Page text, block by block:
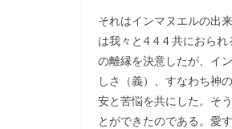
それはインマヌエルの出
は我々と4 4 4 共におら
の離縁を決意したが、イ
しさ（義）、すなわち神
安と苦悩を共にした。そ
とができたのである。愛